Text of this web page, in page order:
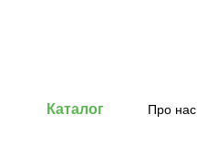
Каталог Про нас